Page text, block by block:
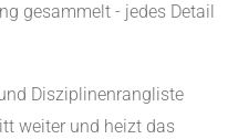
gesammelt - jedes Detail
Disziplinenrangliste
weiter und heizt das